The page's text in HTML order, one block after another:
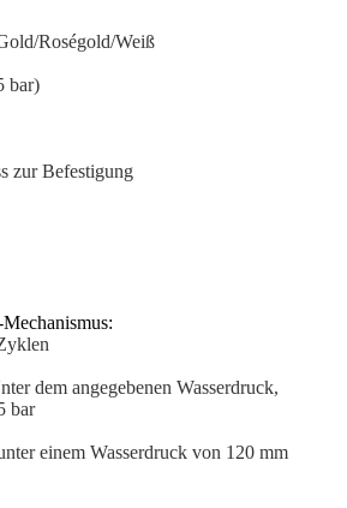
Roségold/Weiß
bar)
zur Befestigung
dem angegebenen Wasserdruck,
bar
einem Wasserdruck von 120 mm